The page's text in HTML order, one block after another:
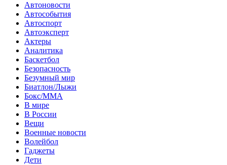
Автоновости
Автособытия
Автоспорт
Автоэксперт
Актеры
Аналитика
Баскетбол
Безопасность
Безумный мир
Биатлон/Лыжи
Бокс/MMA
В мире
В России
Вещи
Военные новости
Волейбол
Гаджеты
Дети